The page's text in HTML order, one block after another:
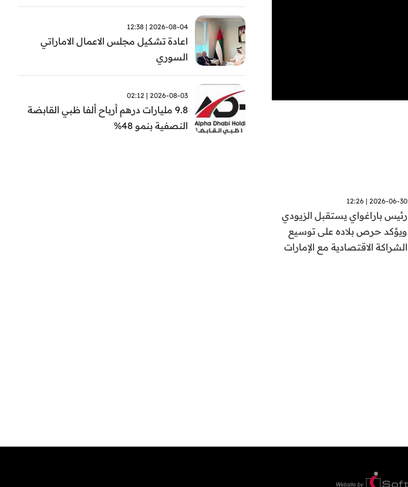
2026-06-30 | 12:26
رئيس باراغواي يستقبل الزيودي
ويؤكد حرص بلاده على توسيع
الشراكة الاقتصادية مع الإمارات
2026-08-04 | 12:38
اعادة تشكيل مجلس الاعمال الاماراتي
السوري
2026-08-03 | 02:12
9.8 مليارات درهم أرباح ألفا ظبي القابضة
النصفية بنمو 48%